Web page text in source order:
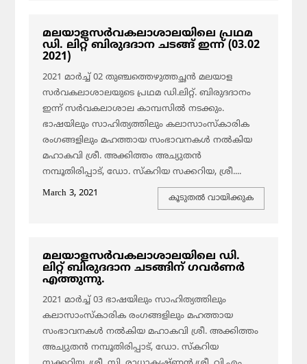
മലയാളസര്‍വകലാശാലയിലെ പ്രഥമ
ഡി. ലിറ്റ് ബിരുദദാന ചടങ്ങ് ഇന്ന് (03.02
2021)
2021 മാര്‍ച്ച് 02 തുഞ്ചത്തെഴുത്തച്ഛൻ മലയാള
സർവകലാശാലയുടെ പ്രഥമ ഡി.ലിറ്റ്. ബിരുദദാനം
ഇന്ന് സർവകലാശാല കാമ്പസിൽ നടക്കും.
ഭാഷയിലും സാഹിത്യത്തിലും കലാസാംസ്കാരിക
രംഗങ്ങളിലും മഹത്തായ സംഭാവനകള്‍ നല്‍കിയ
മഹാകവി ശ്രീ. അക്കിത്തം അച്യുതന്‍
നമ്പൂതിരിപ്പാട്, ഡോ. സ്കറിയ സക്കറിയ, ശ്രീ....
March 3, 2021
കൂടുതല്‍ വായിക്കുക
മലയാളസര്‍വകലാശാലയിലെ ഡി.
ലിറ്റ് ബിരുദദാന ചടങ്ങിന് ഗവര്‍ണര്‍
എത്തുന്നു.
2021 മാര്‍ച്ച് 03 ഭാഷയിലും സാഹിത്യത്തിലും
കലാസാംസ്കാരിക രംഗങ്ങളിലും മഹത്തായ
സംഭാവനകള്‍ നല്‍കിയ മഹാകവി ശ്രീ. അക്കിത്തം
അച്യുതന്‍ നമ്പൂതിരിപ്പാട്, ഡോ. സ്കറിയ